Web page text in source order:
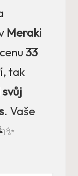
Meraki
33
tak
. Vaše